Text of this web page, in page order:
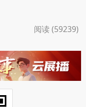
阅读 (59239)